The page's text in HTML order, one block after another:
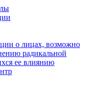
о лицах, возможно
радикальной
ее влиянию